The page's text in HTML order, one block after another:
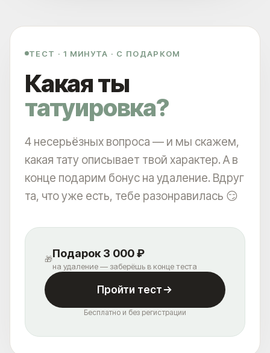
ТЕСТ · 1 МИНУТА · С ПОДАРКОМ
Какая ты
татуировка?
4 несерьёзных вопроса — и мы скажем,
какая тату описывает твой характер. А в
конце подарим бонус на удаление. Вдруг
та, что уже есть, тебе разонравилась 😏
🎁Подарок 3 000 ₽
на удаление — заберёшь в конце теста
Пройти тест
Бесплатно и без регистрации
ОБОРУДОВАНИЕ
УДАЛЕНИЕ ТАТУАЖА
ЗАРАБОТАЙ С ET.LASER
УДАЛЕНИЕ ТАТУ В РОССИИ
ПРАВОВАЯ ИНФОРМАЦИЯ